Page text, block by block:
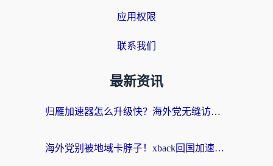
应用权限
联系我们
最新资讯
归雁加速器怎么升级快？海外党无缝访问国内资源的全攻略（附免费VPN推荐Dcard热门款）
海外党别被地域卡脖子！xback回国加速器选择全攻略，轻松刷剧玩国服